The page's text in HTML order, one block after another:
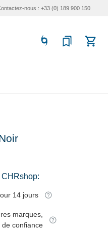
nous : +33 (0) 189 900 150
CHRshop:
14 jours
marques,
de confiance